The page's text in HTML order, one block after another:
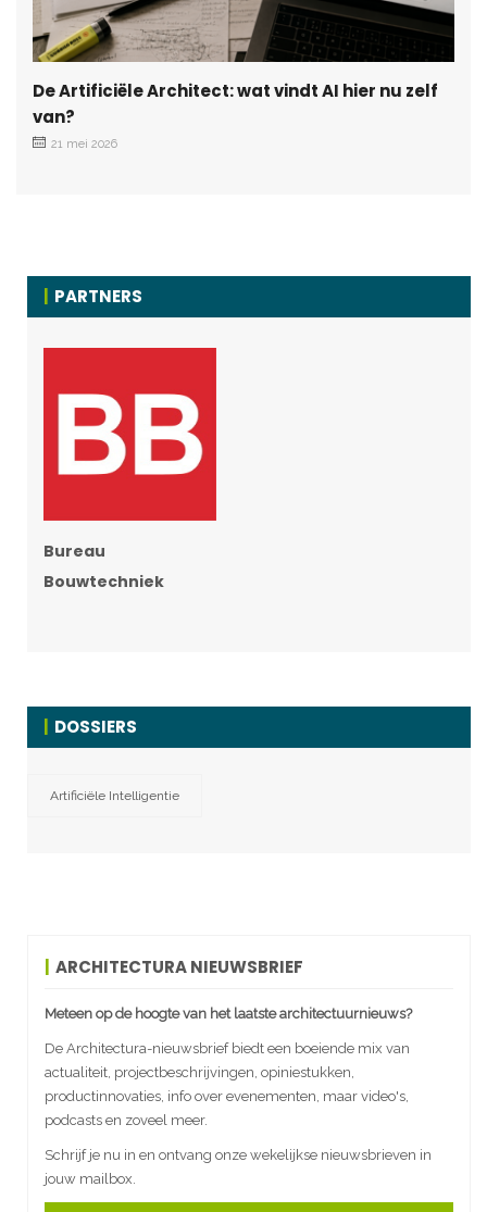
De Artificiële Architect: wat vindt AI hier nu zelf
van?
21 mei 2026
PARTNERS
Bureau
Bouwtechniek
DOSSIERS
Artificiële Intelligentie
ARCHITECTURA NIEUWSBRIEF
Meteen op de hoogte van het laatste architectuurnieuws?
De Architectura-nieuwsbrief biedt een boeiende mix van
actualiteit, projectbeschrijvingen, opiniestukken,
productinnovaties, info over evenementen, maar video's,
podcasts en zoveel meer.
Schrijf je nu in en ontvang onze wekelijkse nieuwsbrieven in
jouw mailbox.